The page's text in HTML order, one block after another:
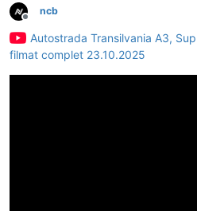
Deconectat
ncb
Autostrada Transilvania A3,
filmat complet 23.10.2025